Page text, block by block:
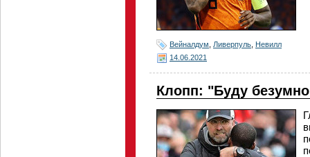
Вейналдум Ливерпуль Невилл
14.06.2021
Клопп: "Буду